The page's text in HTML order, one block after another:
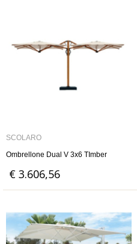
SCOLARO
Ombrellone Dual V 3x6 TImber
€ 3.606,56